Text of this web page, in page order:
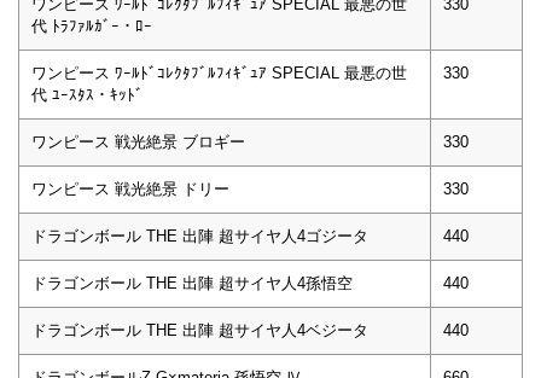
ワンピース ﾜｰﾙﾄﾞｺﾚｸﾀﾌﾞﾙﾌｨｷﾞｭｱ SPECIAL 最悪の世
代 ﾄﾗﾌｧﾙｶﾞｰ・ﾛｰ
330
ワンピース ﾜｰﾙﾄﾞｺﾚｸﾀﾌﾞﾙﾌｨｷﾞｭｱ SPECIAL 最悪の世
代 ﾕｰｽﾀｽ・ｷｯﾄﾞ
330
ワンピース 戦光絶景 ブロギー 330
ワンピース 戦光絶景 ドリー 330
ドラゴンボール THE 出陣 超サイヤ人4ゴジータ 440
ドラゴンボール THE 出陣 超サイヤ人4孫悟空 440
ドラゴンボール THE 出陣 超サイヤ人4ベジータ 440